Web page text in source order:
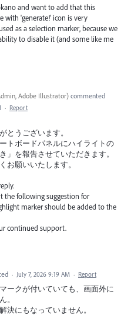
and want to add that this
with 'generate!' icon is very
as a selection marker, because we
to disable it (and some like me
Adobe Illustrator) commented
· Report
とうございます。
トボードパネルにハイライトの
」を報告させていただきます。
お願いいたします。
the following suggestion for
marker should be added to the
continued support.
· July 7, 2026 9:19 AM · Report
ークが付いていても、画面外に
。
決にもなっていません。